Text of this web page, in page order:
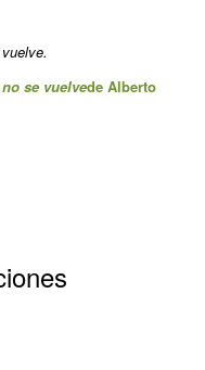
se vuelvede Alberto